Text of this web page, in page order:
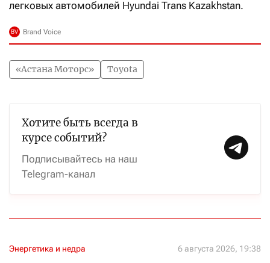
легковых автомобилей Hyundai Trans Kazakhstan.
«Астана Моторс» Toyota
Хотите быть всегда в
курсе событий?
Подписывайтесь на наш
Telegram-канал
Энергетика и недра 6 августа 2026, 19:38